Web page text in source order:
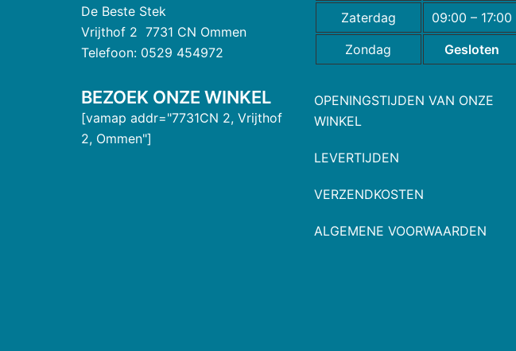
De Beste Stek
Vrijthof 2 7731 CN Ommen
Telefoon: 0529 454972
BEZOEK ONZE WINKEL
[vamap addr="7731CN 2, Vrijthof
2, Ommen"]
Zaterdag
09:00 – 17:00
Zondag
Gesloten
OPENINGSTIJDEN VAN ONZE
WINKEL
LEVERTIJDEN
VERZENDKOSTEN
ALGEMENE VOORWAARDEN